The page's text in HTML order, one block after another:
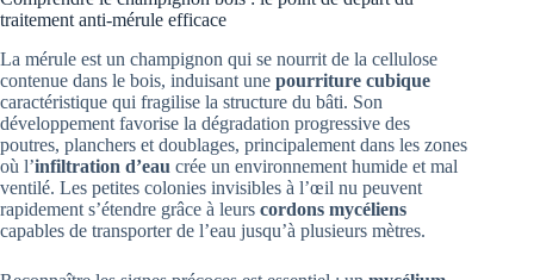
traitement anti-mérule efficace
La mérule est un champignon qui se nourrit de la cellulose
contenue dans le bois, induisant une pourriture cubique
caractéristique qui fragilise la structure du bâti. Son
développement favorise la dégradation progressive des
poutres, planchers et doublages, principalement dans les zones
où l’infiltration d’eau crée un environnement humide et mal
ventilé. Les petites colonies invisibles à l’œil nu peuvent
rapidement s’étendre grâce à leurs cordons mycéliens
capables de transporter de l’eau jusqu’à plusieurs mètres.